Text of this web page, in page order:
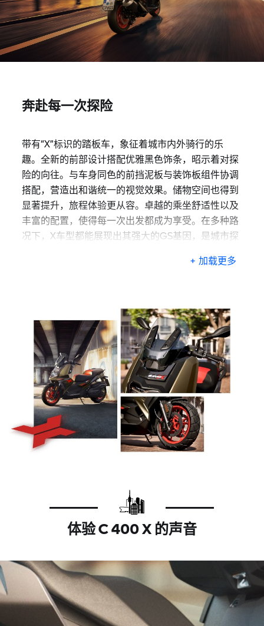
奔赴每一次探险
带有“X”标识的踏板车，象征着城市内外骑行的乐
趣。全新的前部设计搭配优雅黑色饰条，昭示着对探
险的向往。与车身同色的前挡泥板与装饰板组件协调
搭配，营造出和谐统一的视觉效果。储物空间也得到
显著提升，旅程体验更从容。卓越的乘坐舒适性以及
丰富的配置，使得每一次出发都成为享受。在多种路
况下，X车型都能展现出其强大的GS基因，是城市探
+ 加载更多
体验 C 400 X 的声音